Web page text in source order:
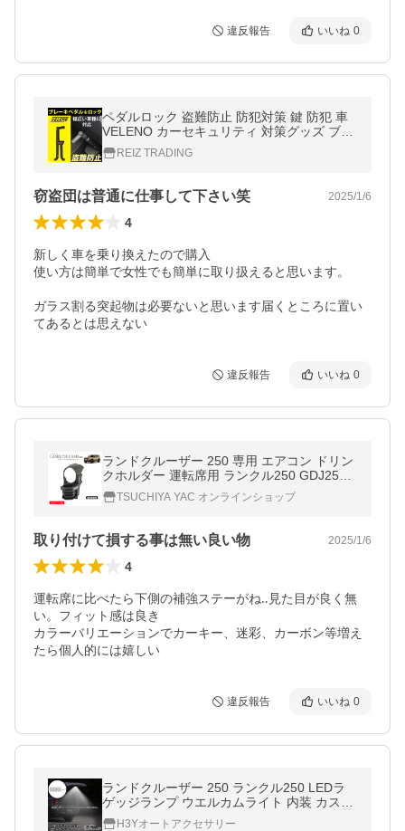
違反報告 いいね 0
ペダルロック 盗難防止 防犯対策 鍵 防犯 車
VELENO カーセキュリティ 対策グッズ ブレ
ーキロック セキュリティ
REIZ TRADING
窃盗団は普通に仕事して下さい笑 2025/1/6
4
新しく車を乗り換えたので購入
使い方は簡単で女性でも簡単に取り扱えると思います。
ガラス割る突起物は必要ないと思います届くところに置い
てあるとは思えない
違反報告 いいね 0
ランドクルーザー 250 専用 エアコン ドリン
クホルダー 運転席用 ランクル250 GDJ250
W TRJ250W SY-LC1 YAC
TSUCHIYA YAC オンラインショップ
取り付けて損する事は無い良い物 2025/1/6
4
運転席に比べたら下側の補強ステーがね‥見た目が良く無
い。フィット感は良き
カラーバリエーションでカーキー、迷彩、カーボン等増え
たら個人的には嬉しい
違反報告 いいね 0
ランドクルーザー 250 ランクル250 LEDラ
ゲッジランプ ウエルカムライト 内装 カスタ
ム パーツ アクセサリー FB287
H3Yオートアクセサリー